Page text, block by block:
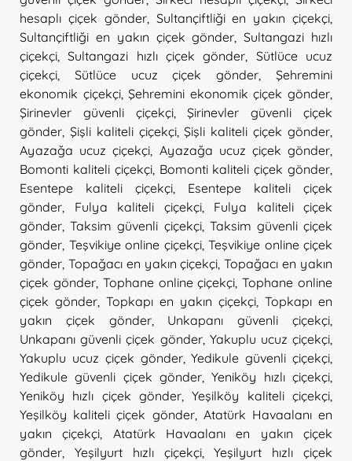
hesaplı çiçek gönder, Sultançiftliği en yakın çiçekçi
Sultançiftliği en yakın çiçek gönder ,Sultangazi hızlı
çiçekçi ,Sultangazi hızlı çiçek gönder
Sütlüce ucuz
çiçekçi
Sütlüce ucuz çiçek gönder ,Şehremini
ekonomik çiçekçi,Şehremini ekonomik çiçek gönder
Şirinevler güvenli çiçekçi,Şirinevler güvenli çiçek
gönder Şişli kaliteli çiçekçi,Şişli kaliteli çiçek gönder
Ayazağa ucuz çiçekçi Ayazağa ucuz çiçek gönder
Bomonti kaliteli çiçekçi, Bomonti kaliteli çiçek gönder
Esentepe kaliteli çiçekçi
Esentepe kaliteli çiçek
gönder
Fulya kaliteli çiçekçi, Fulya kaliteli çiçek
gönder ,Taksim güvenli çiçekçi, Taksim güvenli çiçek
gönder Teşvikiye online çiçekçi, Teşvikiye online çiçek
gönder Topağacı en yakın çiçekçi ,Topağacı en yakın
çiçek gönder, Tophane online çiçekçi ,Tophane online
çiçek gönder Topkapı en yakın çiçekçi Topkapı en
yakın çiçek gönder, Unkapanı güvenli çiçekçi
Unkapanı güvenli çiçek gönder, Yakuplu ucuz çiçekçi
Yakuplu ucuz çiçek gönder,Yedikule güvenli çiçekçi
Yedikule güvenli çiçek gönder ,Yeniköy hızlı çiçekçi
Yeniköy hızlı çiçek gönder ,Yeşilköy kaliteli çiçekçi
Yeşilköy kaliteli çiçek gönder, Atatürk Havaalanı en
yakın çiçekçi
Atatürk Havaalanı en yakın çiçek
gönder
Yeşilyurt hızlı çiçekçi,Yeşilyurt hızlı çiçek